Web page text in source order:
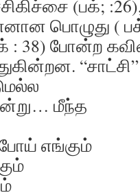
(பக்; :26),
பொழுது (
: 38) போன்ற
மீந்த
எங்கும்